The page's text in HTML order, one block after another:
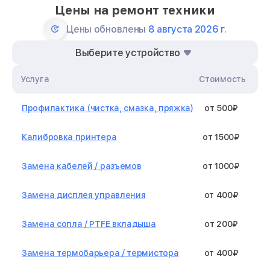
Цены на ремонт техники
Цены обновлены 8 августа 2026 г.
Выберите устройство
Услуга Стоимость
Профилактика (чистка, смазка, пряжка) от 500₽
Калибровка принтера от 1500₽
Замена кабелей / разъемов от 1000₽
Замена дисплея управления от 400₽
Замена сопла / PTFE вкладыша от 200₽
Замена термобарьера / термистора от 400₽